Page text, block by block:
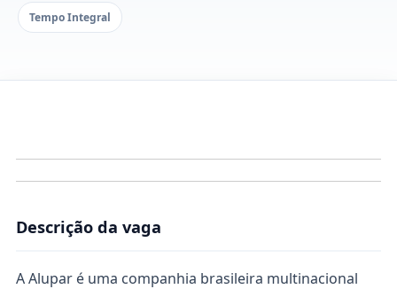
Tempo Integral
Descrição da vaga
A Alupar é uma companhia brasileira multinacional